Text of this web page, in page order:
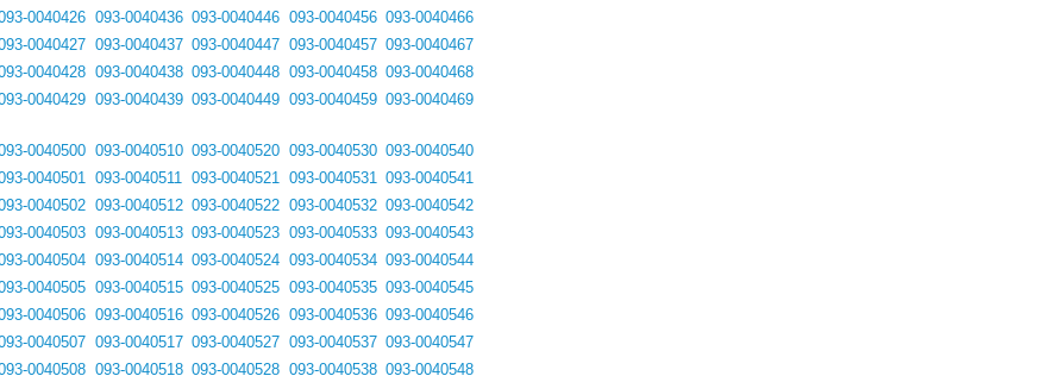
0040426
0040427
0040428
0040429
093-0040436
093-0040437
093-0040438
093-0040439
093-0040446
093-0040447
093-0040448
093-0040449
093-0040456
093-0040457
093-0040458
093-0040459
093-0040466
093-0040467
093-0040468
093-0040469
0040500
0040501
0040502
0040503
0040504
0040505
0040506
0040507
0040508
093-0040510
093-0040511
093-0040512
093-0040513
093-0040514
093-0040515
093-0040516
093-0040517
093-0040518
093-0040520
093-0040521
093-0040522
093-0040523
093-0040524
093-0040525
093-0040526
093-0040527
093-0040528
093-0040530
093-0040531
093-0040532
093-0040533
093-0040534
093-0040535
093-0040536
093-0040537
093-0040538
093-0040540
093-0040541
093-0040542
093-0040543
093-0040544
093-0040545
093-0040546
093-0040547
093-0040548